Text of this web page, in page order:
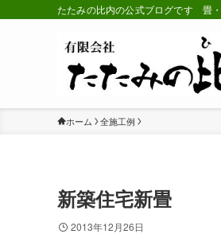
たたみの比内の公式ブログです 畳
ホーム 全施工例
新築住宅新畳
2013年12月26日